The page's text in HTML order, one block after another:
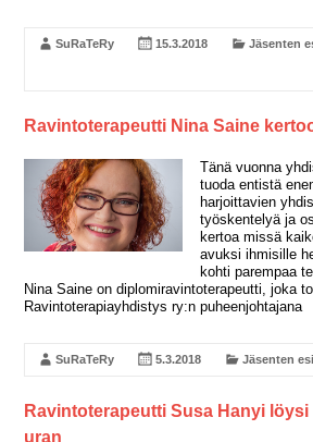
SuRaTeRy 15.3.2018 Jäsenten
Ravintoterapeutti Nina Saine
Tänä vuonna
tuoda entistä
harjoittavien
työskentelyä ja
kertoa missä
avuksi ihmisille
kohti parempaa
Nina Saine on diplomiravintoterapeutti, joka
Ravintoterapiayhdistys ry:n puheenjohtajana
SuRaTeRy 5.3.2018 Jäsenten
Ravintoterapeutti Susa Hanyi
uran